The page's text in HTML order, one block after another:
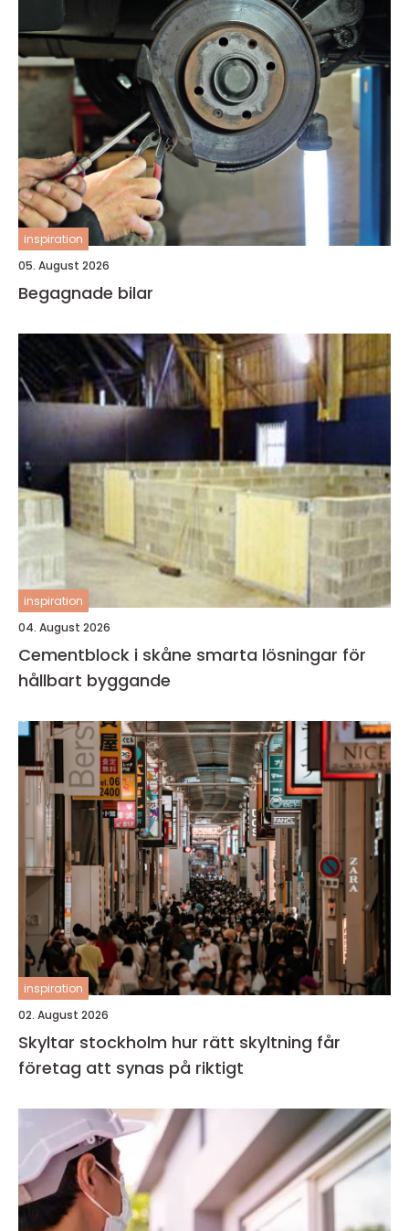
inspiration
05. August 2026
Begagnade bilar
inspiration
04. August 2026
Cementblock i skåne smarta lösningar för
hållbart byggande
inspiration
02. August 2026
Skyltar stockholm hur rätt skyltning får
företag att synas på riktigt